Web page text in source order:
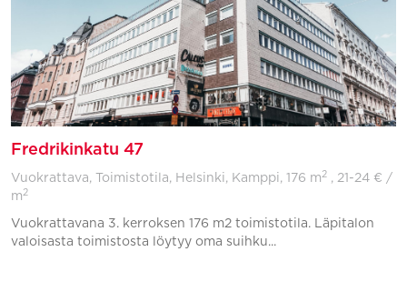
Fredrikinkatu 47
Vuokrattava, Toimistotila, Helsinki, Kamppi, 176 m 2 , 21-24 € /
m 2
Vuokrattavana 3. kerroksen 176 m2 toimistotila. Läpitalon
valoisasta toimistosta löytyy oma suihku...